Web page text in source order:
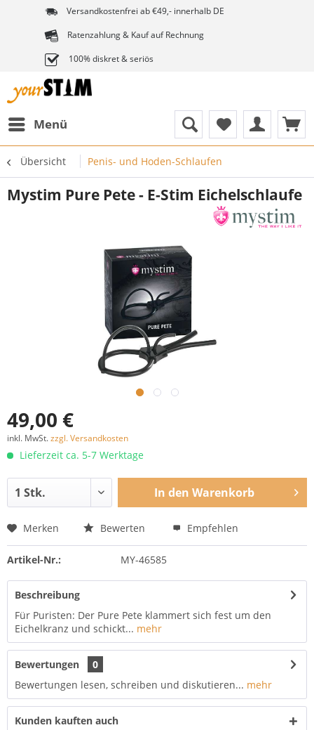
Versandkostenfrei ab €49,- innerhalb DE
Ratenzahlung & Kauf auf Rechnung
100% diskret & seriös
Menü
Übersicht Penis- und Hoden-Schlaufen
Mystim Pure Pete - E-Stim Eichelschlaufe
49,00 €
inkl. MwSt.zzgl. Versandkosten
Lieferzeit ca. 5-7 Werktage
In den Warenkorb
Merken Bewerten Empfehlen
Artikel-Nr.: MY-46585
Beschreibung
Für Puristen: Der Pure Pete klammert sich fest um den
Eichelkranz und schickt... mehr
Bewertungen
0
Bewertungen lesen, schreiben und diskutieren... mehr
Kunden kauften auch